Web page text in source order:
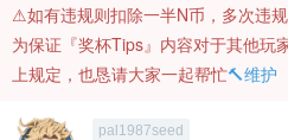
⚠️如有违规则扣除一半N币，多次违
为保证『奖杯Tips』内容对于其他玩
上规定，也恳请大家一起帮忙🔨维护
pal1987seed